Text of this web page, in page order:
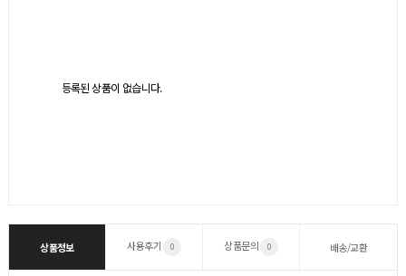
등록된 상품이 없습니다.
상품정보 사용후기 0 상품문의 0 배송/교환